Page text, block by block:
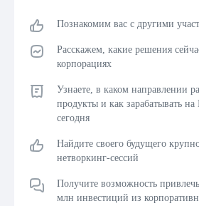
Познакомим вас с другими
Расскажем, какие решения
корпорациях
Узнаете, в каком направлении
продукты и как зарабатывать
сегодня
Найдите своего будущего
нетворкинг-сессий
Получите возможность
млн инвестиций из